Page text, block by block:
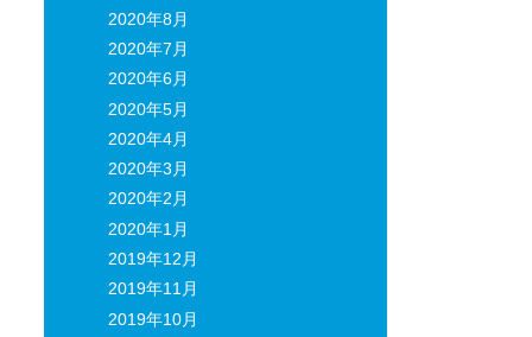
2020年8月
2020年7月
2020年6月
2020年5月
2020年4月
2020年3月
2020年2月
2020年1月
2019年12月
2019年11月
2019年10月